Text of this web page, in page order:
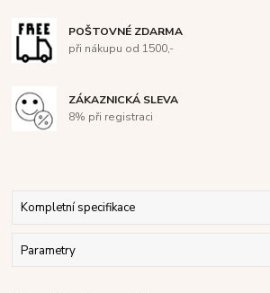
POŠTOVNÉ ZDARMA
při nákupu od 1500,-
ZÁKAZNICKÁ SLEVA
8% při registraci
Kompletní specifikace
Parametry